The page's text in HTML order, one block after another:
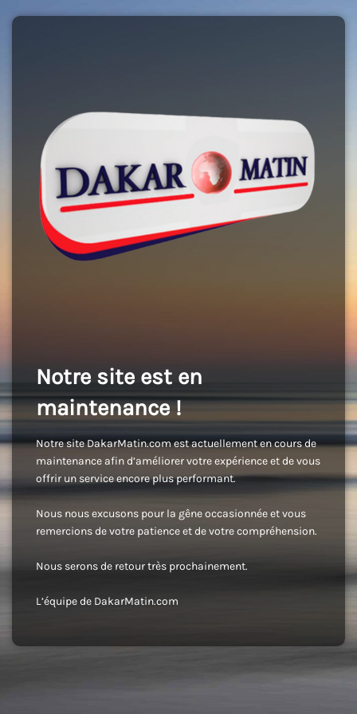
Notre site est en
maintenance !
Notre site DakarMatin.com est actuellement en cours de
maintenance afin d’améliorer votre expérience et de vous
offrir un service encore plus performant.
Nous nous excusons pour la gêne occasionnée et vous
remercions de votre patience et de votre compréhension.
Nous serons de retour très prochainement.
L’équipe de DakarMatin.com